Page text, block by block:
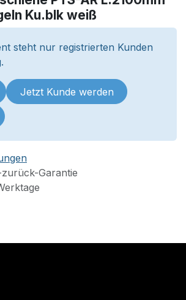
Ku.blk weiß
steht nur registrierten Kunden
Jetzt Kunde werden
Garantie